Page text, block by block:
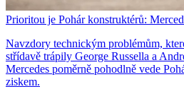
Prioritou je Pohár konstruktérů:
Navzdory technickým problémům,
střídavě trápily George Russella a
Mercedes poměrně pohodlně vede
ziskem.